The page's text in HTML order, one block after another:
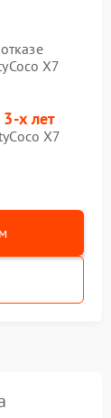
X7
х лет
X7